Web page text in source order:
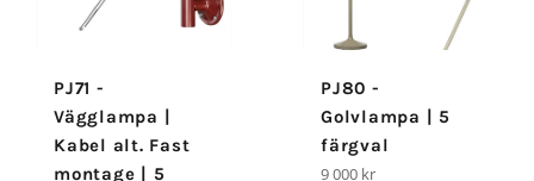
PJ71 -
Vägglampa |
Kabel alt. Fast
montage | 5
PJ80 -
Golvlampa | 5
färgval
Ordinarie
9 000 kr